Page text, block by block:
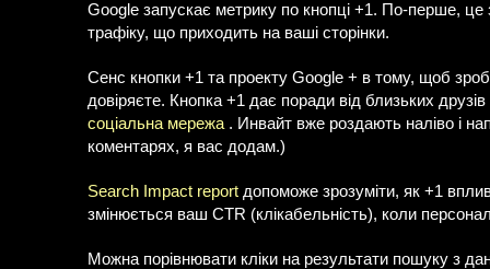
Google запускає метрику по кнопці +1. По-перше, це
трафіку, що приходить на ваші сторінки.
Сенс кнопки +1 та проекту Google + в тому, щоб
довіряєте. Кнопка +1 дає поради від близьких
соціальна мережа . Инвайт вже роздають наліво і
коментарях, я вас додам.)
Search Impact report допоможе зрозуміти, як +1
змінюється ваш CTR (клікабельність), коли
Можна порівнювати кліки на результати пошуку з